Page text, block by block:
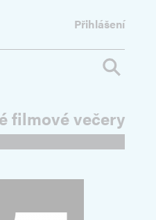
Přihlášení
filmové večery